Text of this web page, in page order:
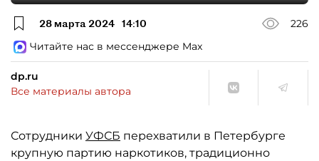
28 марта 2024 14:10
226
Читайте нас в мессенджере Max
dp.ru
Все материалы автора
Сотрудники УФСБ перехватили в Петербурге
крупную партию наркотиков, традиционно